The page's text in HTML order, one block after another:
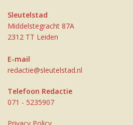
Sleutelstad
Middelstegracht 87A
2312 TT Leiden
E-mail
redactie@sleutelstad.nl
Telefoon Redactie
071 - 5235907